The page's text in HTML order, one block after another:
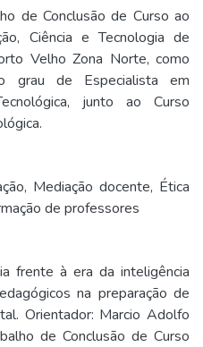
de Conclusão de Curso ao
Ciência e Tecnologia de
Velho Zona Norte, como
grau de Especialista em
junto ao Curso
, Mediação docente, Ética
de professores
frente à era da inteligência
na preparação de
Orientador: Marcio Adolfo
de Conclusão de Curso